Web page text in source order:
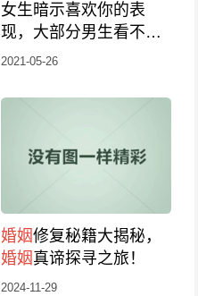
女生暗示喜欢你的表
现，大部分男生看不明
白
2021-05-26
婚姻修复秘籍大揭秘，
婚姻真谛探寻之旅！
2024-11-29